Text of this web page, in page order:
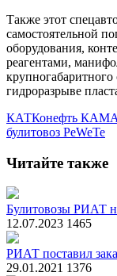
Также этот
самостоятельной
оборудования,
реагентами,
гидроразрыве
КАТКонефть
булитовоз PeWeTe
Читайте также
Булитовозы РИАТ
12.07.2023 1465
РИАТ поставил
29.01.2021 1376